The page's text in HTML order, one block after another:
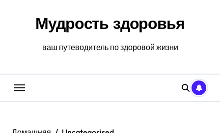
содержаниюМудрость здоровья
ваш путеводитель по здоровой жизни